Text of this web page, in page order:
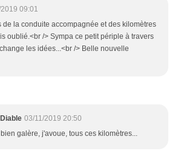
09:01
de la conduite accompagnée et des kilomètres
oublié.<br /> Sympa ce petit périple à travers
les idées...<br /> Belle nouvelle
03/11/2019 20:50
galère, j'avoue, tous ces kilomètres...